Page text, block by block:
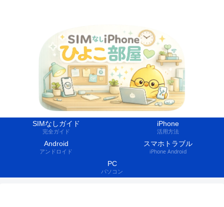
SIMなしガイド
完全ガイド
iPhone
活用方法
Android
アンドロイド
スマホトラブル
iPhone Android
PC
パソコン